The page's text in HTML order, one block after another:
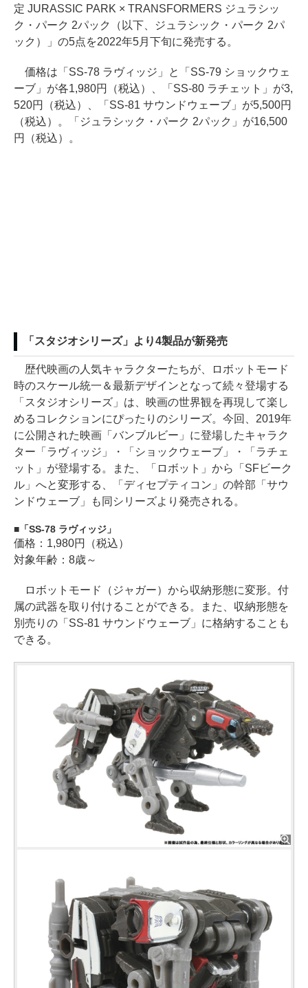
定 JURASSIC PARK × TRANSFORMERS ジュラシッ
ク・パーク 2パック（以下、ジュラシック・パーク 2パ
ック）」の5点を2022年5月下旬に発売する。
価格は「SS-78 ラヴィッジ」と「SS-79 ショックウェ
ーブ」が各1,980円（税込）、「SS-80 ラチェット」が3,
520円（税込）、「SS-81 サウンドウェーブ」が5,500円
（税込）。「ジュラシック・パーク 2パック」が16,500
円（税込）。
「スタジオシリーズ」より4製品が新発売
歴代映画の人気キャラクターたちが、ロボットモード
時のスケール統一＆最新デザインとなって続々登場する
「スタジオシリーズ」は、映画の世界観を再現して楽し
めるコレクションにぴったりのシリーズ。今回、2019年
に公開された映画「バンブルビー」に登場したキャラク
ター「ラヴィッジ」・「ショックウェーブ」・「ラチェ
ット」が登場する。また、「ロボット」から「SFビーク
ル」へと変形する、「ディセプティコン」の幹部「サウ
ンドウェーブ」も同シリーズより発売される。
「SS-78 ラヴィッジ」
価格：1,980円（税込）
対象年齢：8歳～
ロボットモード（ジャガー）から収納形態に変形。付
属の武器を取り付けることができる。また、収納形態を
別売りの「SS-81 サウンドウェーブ」に格納することも
できる。